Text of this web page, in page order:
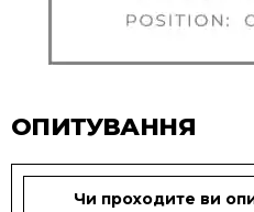
ОПИТУВАННЯ
Чи проходите ви